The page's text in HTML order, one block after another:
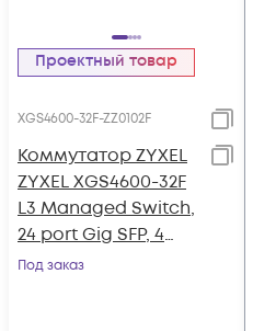
Проектный товар
XGS4600-32F-ZZ0102F
Коммутатор ZYXEL
ZYXEL XGS4600-32F
L3 Managed Switch,
24 port Gig SFP, 4
dual pers. and 4x
Под заказ